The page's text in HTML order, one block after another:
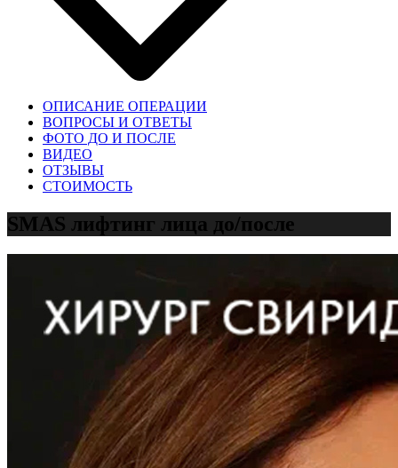
ОПИСАНИЕ ОПЕРАЦИИ
ВОПРОСЫ И ОТВЕТЫ
ФОТО ДО И ПОСЛЕ
ВИДЕО
ОТЗЫВЫ
СТОИМОСТЬ
SMAS лифтинг лица до/после